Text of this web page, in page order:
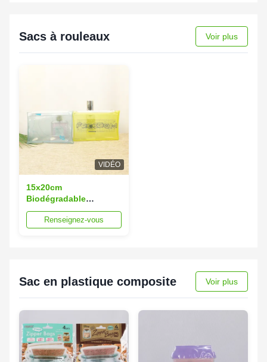
Sacs à rouleaux Voir plus
VIDÉO
15x20cm
Biodégradable
Fermeture à glissière
Poches écologiques
Renseignez-vous
Sac en plastique composite Voir plus